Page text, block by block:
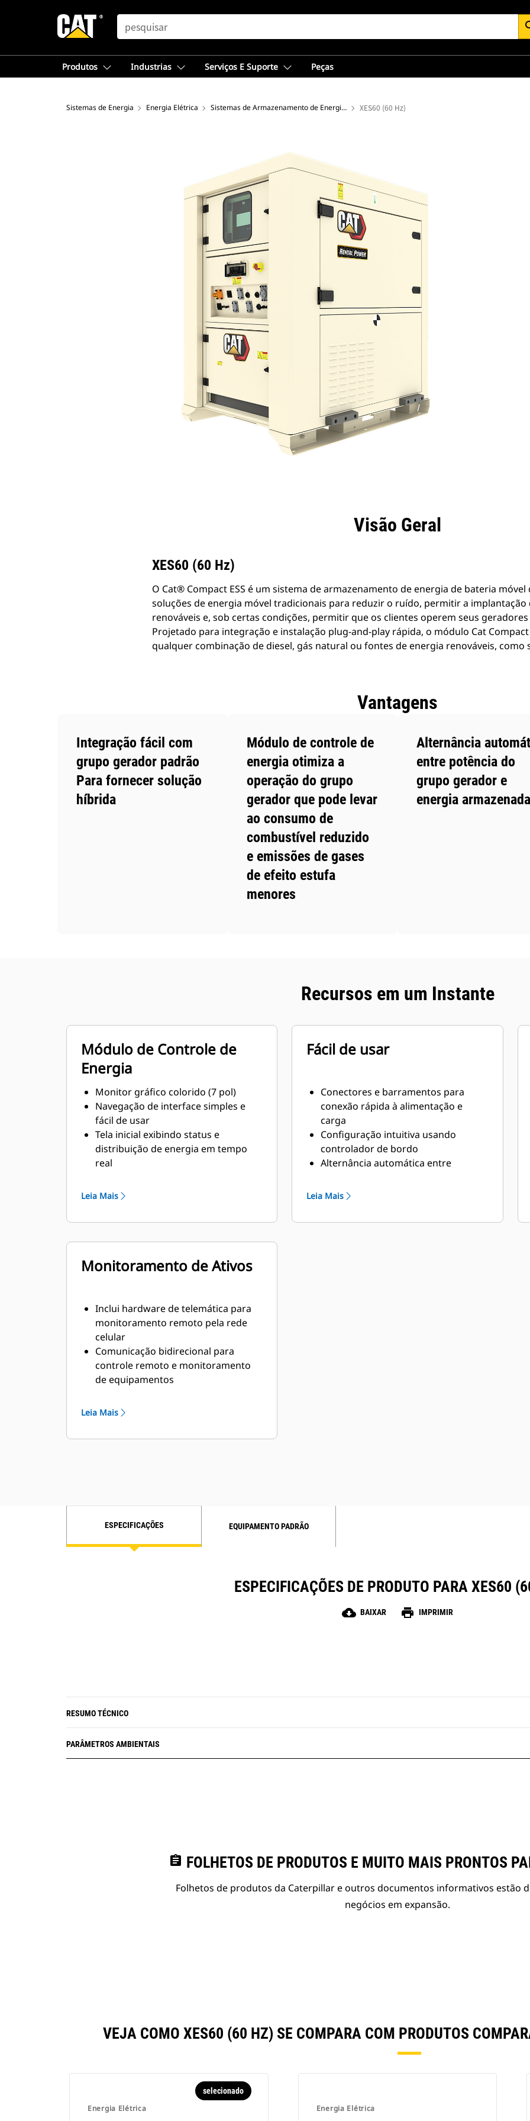
SEARCH
Produtos Industrias Serviços E Suporte Peças
Sistemas de Energia Energia Elétrica Sistemas de Armazenamento de Energia em Baterias XES60 (60 Hz)
Visão Geral
XES60 (60 Hz)
O Cat® Compact ESS é um sistema de armazenamento de energia de bateria
soluções de energia móvel tradicionais para reduzir o ruído, permitir a implantação
renováveis e, sob certas condições, permitir que os clientes operem seus
Projetado para integração e instalação plug-and-play rápida, o módulo Cat Compact
qualquer combinação de diesel, gás natural ou fontes de energia renováveis, como
Vantagens
Integração fácil com
grupo gerador padrão
Para fornecer solução
híbrida
Módulo de controle de
energia otimiza a
operação do grupo
gerador que pode levar
ao consumo de
combustível reduzido
e emissões de gases
de efeito estufa
menores
Alternância
entre potência do
grupo gerador e
energia armazenada
Recursos em um Instante
Módulo de Controle de
Energia
Monitor gráfico colorido (7 pol)
Navegação de interface simples e
fácil de usar
Tela inicial exibindo status e
distribuição de energia em tempo
real
monitoramento solar
configuração
Leia Mais
Fácil de usar
Conectores e barramentos para
conexão rápida à alimentação e
carga
Configuração intuitiva usando
controlador de bordo
Alternância automática entre
armazenada
Leia Mais
Monitoramento de Ativos
Inclui hardware de telemática para
monitoramento remoto pela rede
celular
Comunicação bidirecional para
controle remoto e monitoramento
de equipamentos
tempo real, definidos pelo cliente e
Interface de usuário flexível e
Leia Mais
ESPECIFICAÇÕES EQUIPAMENTO PADRÃO
ESPECIFICAÇÕES DE PRODUTO PARA XES60
cloud_download BAIXAR print IMPRIMIR
RESUMO TÉCNICO
PARÂMETROS AMBIENTAIS
assignment FOLHETOS DE PRODUTOS E MUITO MAIS PRONTOS
Folhetos de produtos da Caterpillar e outros documentos informativos estão
negócios em expansão.
VEJA COMO XES60 (60 HZ) SE COMPARA COM PRODUTOS
Energia Elétrica
selecionado
Energia Elétrica